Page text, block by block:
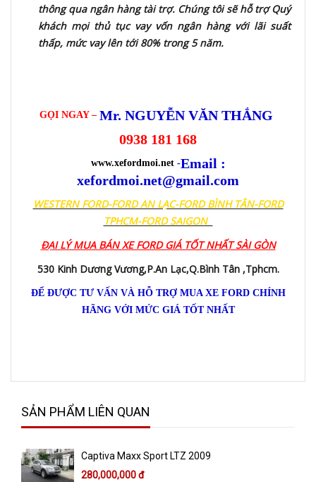
thông qua ngân hàng tài trợ. Chúng tôi sẽ hỗ trợ Quý
khách mọi thủ tục vay vốn ngân hàng với lãi suất
thấp, mức vay lên tới 80% trong 5 năm.
GỌI NGAY – Mr. NGUYỄN VĂN THẮNG
0938 181 168
www.xefordmoi.net-Email :
xefordmoi.net@gmail.com
WESTERN FORD-FORD AN LẠC-FORD BÌNH TÂN-FORD
TPHCM-FORD SAIGON
ĐẠI LÝ MUA BÁN XE FORD GIÁ TỐT NHẤT SÀI GÒN
530 Kinh Dương Vương,P.An Lạc,Q.Bình Tân ,Tphcm.
ĐỂ ĐƯỢC TƯ VẤN VÀ HỖ TRỢ MUA XE FORD CHÍNH
HÃNG VỚI MỨC GIÁ TỐT NHẤT
SẢN PHẨM LIÊN QUAN
Captiva Maxx Sport LTZ 2009
280,000,000 đ